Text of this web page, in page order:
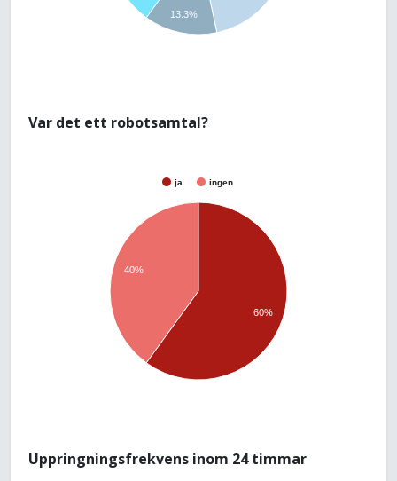
13.3%
Var det ett robotsamtal?
ja ingen
40%
60%
Uppringningsfrekvens inom 24 timmar